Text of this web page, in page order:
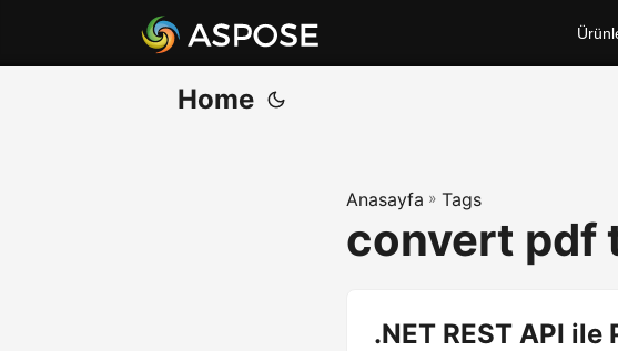
Home
Anasayfa » Tags
convert pdf
.NET REST API